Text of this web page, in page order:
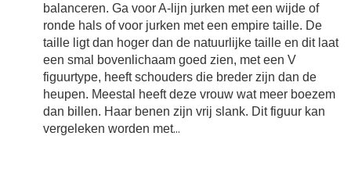
balanceren. Ga voor A-lijn jurken met een wijde of
ronde hals of voor jurken met een empire taille. De
taille ligt dan hoger dan de natuurlijke taille en dit laat
een smal bovenlichaam goed zien, met een V
figuurtype, heeft schouders die breder zijn dan de
heupen. Meestal heeft deze vrouw wat meer boezem
dan billen. Haar benen zijn vrij slank. Dit figuur kan
vergeleken worden met...